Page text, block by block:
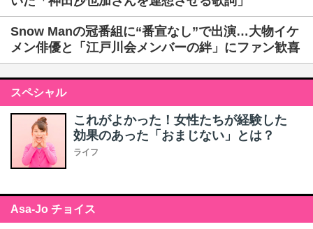
Snow Manの冠番組に“番宣なし”で出演…大物イケ
メン俳優と「江戸川会メンバーの絆」にファン歓喜
スペシャル
これがよかった！女性たちが経験した
効果のあった「おまじない」とは？
ライフ
Asa-Jo チョイス